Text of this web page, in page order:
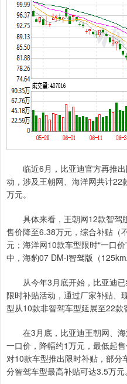
临近6月，比亚迪官方再推出
动，涉及王朝网、海洋网共计22
万元。
具体来看，王朝网12款智驾
售价降至6.38万元，综合补贴（
元；海洋网10款车型限时“一口
中，海豹07 DM-i智驾版（125km
从今年3月底开始，比亚迪已
限时补贴活动，通过厂家补贴、
型从10款非智驾车型延展至22款
在3月底，比亚迪王朝网、海
一口价，降幅约1万元，最低起
对10款车型推出限时补贴，部分
分智驾车型最高补贴可达3.5万元。